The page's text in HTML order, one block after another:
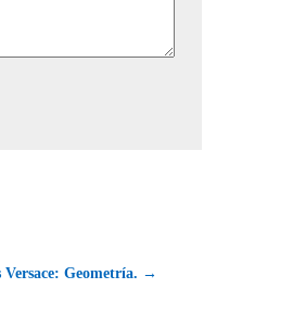
Versace: Geometría. →